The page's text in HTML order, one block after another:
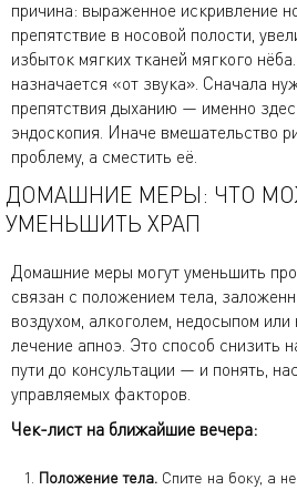
причина: выраженное искривление
препятствие в носовой полости,
избыток мягких тканей мягкого
назначается «от звука». Сначала
препятствия дыханию — именно
эндоскопия. Иначе вмешательство
проблему, а сместить её.
ДОМАШНИЕ МЕРЫ: ЧТО
УМЕНЬШИТЬ ХРАП
Домашние меры могут уменьшить
связан с положением тела,
воздухом, алкоголем, недосыпом
лечение апноэ. Это способ снизить
пути до консультации — и понять,
управляемых факторов.
Чек-лист на ближайшие вечера:
Положение тела. Спите на боку, а